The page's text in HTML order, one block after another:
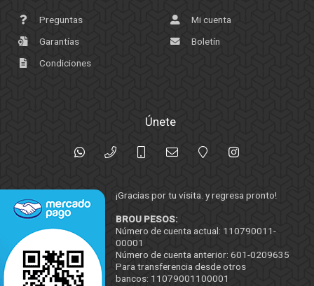
Preguntas
Garantías
Condiciones
Mi cuenta
Boletín
Únete
¡Gracias por tu visita. y regresa pronto!
BROU PESOS:
Número de cuenta actual: 110790011-
00001
Número de cuenta anterior: 601-0209635
Para transferencia desde otros
bancos: 11079001100001